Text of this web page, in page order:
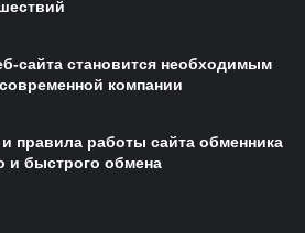
сайта становится необходимым
компании
правила работы сайта обменника
и быстрого обмена